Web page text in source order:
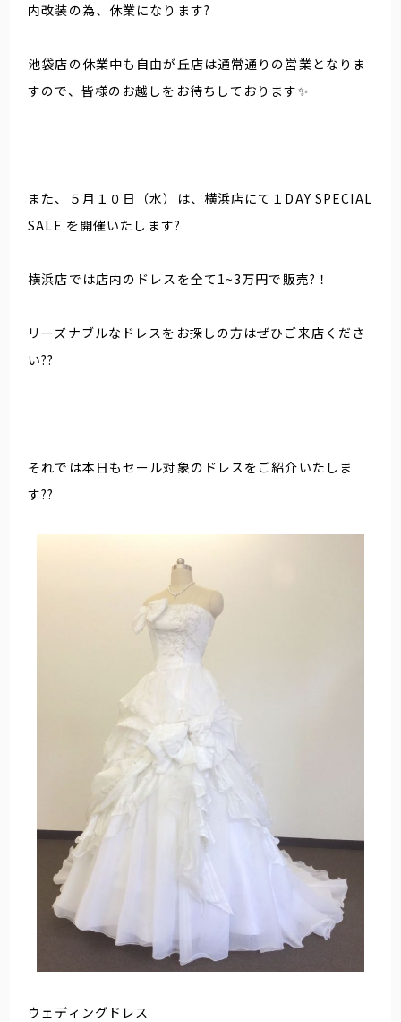
内改装の為、休業になります?
池袋店の休業中も自由が丘店は通常通りの営業となりま
すので、皆様のお越しをお待ちしております✨
また、５月１０日（水）は、横浜店にて１DAY SPECIAL
SALE を開催いたします?
横浜店では店内のドレスを全て1~3万円で販売?！
リーズナブルなドレスをお探しの方はぜひご来店くださ
い??
それでは本日もセール対象のドレスをご紹介いたしま
す??
ウェディングドレス